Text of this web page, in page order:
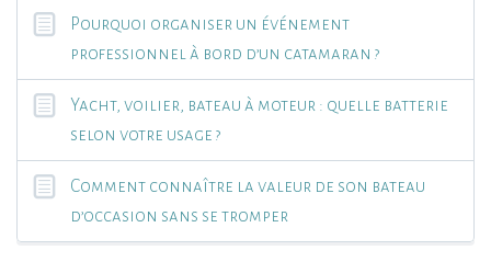
Pourquoi organiser un événement
professionnel à bord d’un catamaran ?
Yacht, voilier, bateau à moteur : quelle batterie
selon votre usage ?
Comment connaître la valeur de son bateau
d’occasion sans se tromper